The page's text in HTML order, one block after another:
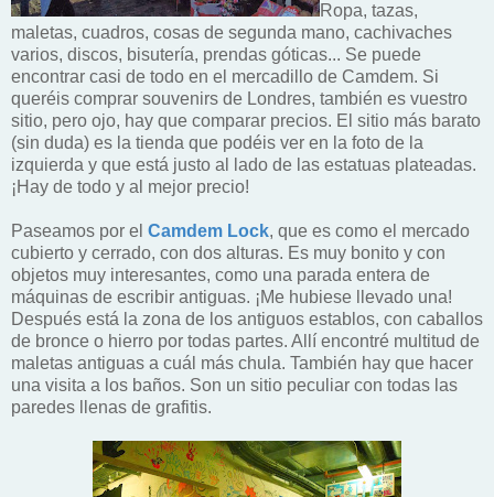
Ropa, tazas,
maletas, cuadros, cosas de segunda mano, cachivaches
varios, discos, bisutería, prendas góticas... Se puede
encontrar casi de todo en el mercadillo de Camdem. Si
queréis comprar souvenirs de Londres, también es vuestro
sitio, pero ojo, hay que comparar precios. El sitio más barato
(sin duda) es la tienda que podéis ver en la foto de la
izquierda y que está justo al lado de las estatuas plateadas.
¡Hay de todo y al mejor precio!
Paseamos por el Camdem Lock, que es como el mercado
cubierto y cerrado, con dos alturas. Es muy bonito y con
objetos muy interesantes, como una parada entera de
máquinas de escribir antiguas. ¡Me hubiese llevado una!
Después está la zona de los antiguos establos, con caballos
de bronce o hierro por todas partes. Allí encontré multitud de
maletas antiguas a cuál más chula. También hay que hacer
una visita a los baños. Son un sitio peculiar con todas las
paredes llenas de grafitis.